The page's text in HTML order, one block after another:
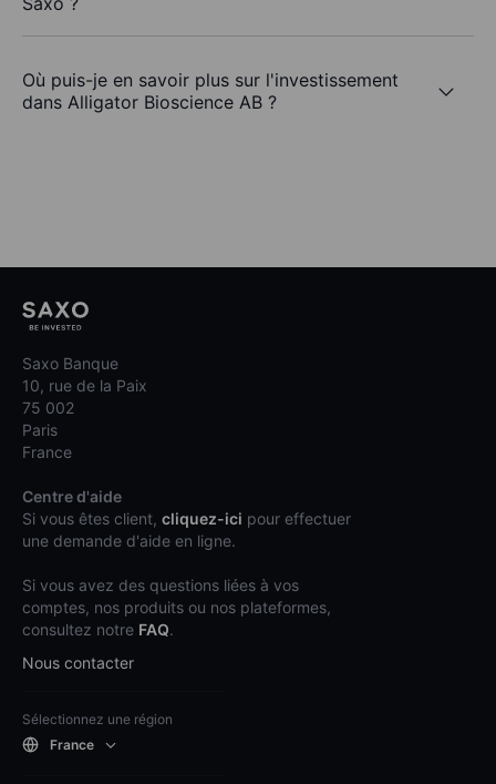
Où puis-je en savoir plus sur l'investissement
dans Alligator Bioscience AB ?
Saxo Banque
10, rue de la Paix
75 002
Paris
France
Centre d'aide
Si vous êtes client, cliquez-ici pour effectuer
une demande d'aide en ligne.
Si vous avez des questions liées à vos
comptes, nos produits ou nos plateformes,
consultez notre FAQ.
Nous contacter
Sélectionnez une région
France